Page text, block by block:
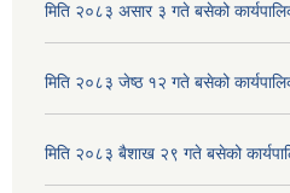
मिति २०८३ असार ३ गते बसेको
मिति २०८३ जेष्ठ १२ गते बसेको
मिति २०८३ बैशाख २९ गते बसेको